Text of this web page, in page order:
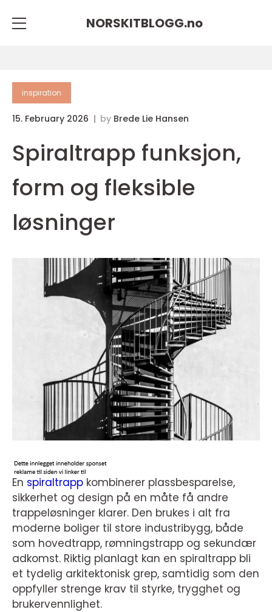
NORSKITBLOGG.no
inspiration
15. February 2026 by Brede Lie Hansen
Spiraltrapp funksjon,
form og fleksible
løsninger
En spiraltrapp kombinerer plassbesparelse,
sikkerhet og design på en måte få andre
trappeløsninger klarer. Den brukes i alt fra
moderne boliger til store industribygg, både
som hovedtrapp, rømningstrapp og sekundær
adkomst. Riktig planlagt kan en spiraltrapp bli
et tydelig arkitektonisk grep, samtidig som den
oppfyller strenge krav til styrke, trygghet og
brukervennlighet.